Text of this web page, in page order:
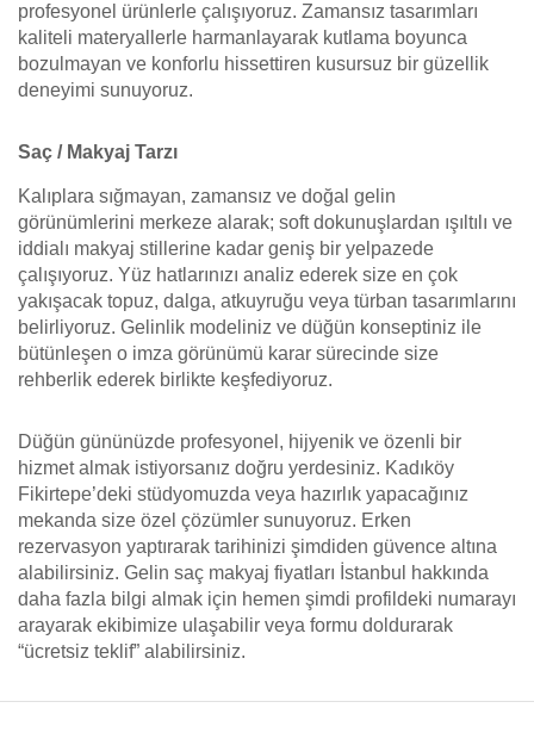
profesyonel ürünlerle çalışıyoruz. Zamansız tasarımları
kaliteli materyallerle harmanlayarak kutlama boyunca
bozulmayan ve konforlu hissettiren kusursuz bir güzellik
deneyimi sunuyoruz.
Saç / Makyaj Tarzı
Kalıplara sığmayan, zamansız ve doğal gelin
görünümlerini merkeze alarak; soft dokunuşlardan ışıltılı ve
iddialı makyaj stillerine kadar geniş bir yelpazede
çalışıyoruz. Yüz hatlarınızı analiz ederek size en çok
yakışacak topuz, dalga, atkuyruğu veya türban tasarımlarını
belirliyoruz. Gelinlik modeliniz ve düğün konseptiniz ile
bütünleşen o imza görünümü karar sürecinde size
rehberlik ederek birlikte keşfediyoruz.
Düğün gününüzde profesyonel, hijyenik ve özenli bir
hizmet almak istiyorsanız doğru yerdesiniz. Kadıköy
Fikirtepe’deki stüdyomuzda veya hazırlık yapacağınız
mekanda size özel çözümler sunuyoruz. Erken
rezervasyon yaptırarak tarihinizi şimdiden güvence altına
alabilirsiniz. Gelin saç makyaj fiyatları İstanbul hakkında
daha fazla bilgi almak için hemen şimdi profildeki numarayı
arayarak ekibimize ulaşabilir veya formu doldurarak
“ücretsiz teklif” alabilirsiniz.